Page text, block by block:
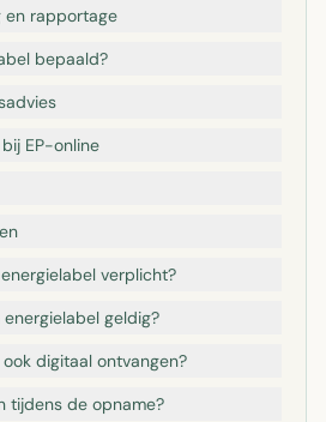
en rapportage
bepaald?
EP-online
verplicht?
energielabel geldig?
digitaal ontvangen?
tijdens de opname?